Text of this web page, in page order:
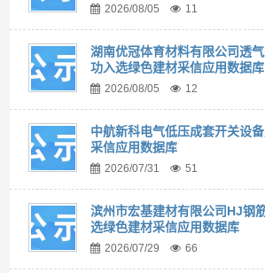
2026/08/05 11
湖南优冠体育材料有限公司透
功入选绿色建材采信应用数据库
2026/08/05 12
中航新科电气低压成套开关设
采信应用数据库
2026/07/31 51
滨州市宏基建材有限公司HJ钢
选绿色建材采信应用数据库
2026/07/29 66